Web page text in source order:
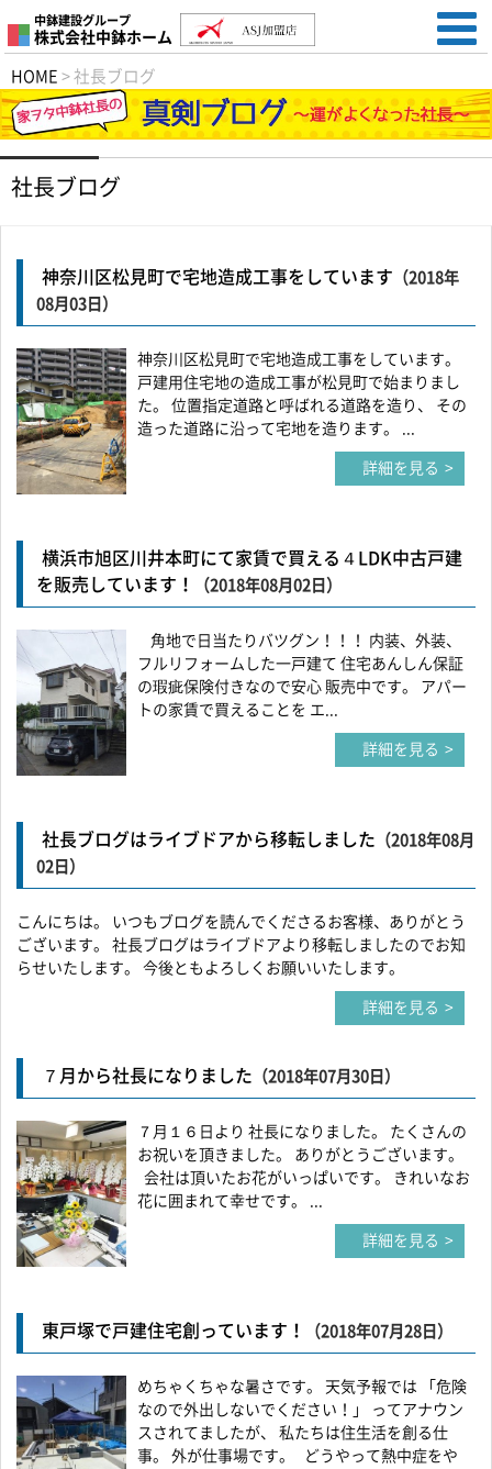
中鉢建設グループ
株式会社中鉢ホーム
HOME > 社長ブログ
社長ブログ
神奈川区松見町で宅地造成工事をしています （2018年
08月03日）
神奈川区松見町で宅地造成工事をしています。
戸建用住宅地の造成工事が松見町で始まりまし
た。 位置指定道路と呼ばれる道路を造り、 その
造った道路に沿って宅地を造ります。 ...
詳細を見る
横浜市旭区川井本町にて家賃で買える４LDK中古戸建
を販売しています！
（2018年08月02日）
角地で日当たりバツグン！！！ 内装、外装、
フルリフォームした一戸建て 住宅あんしん保証
の瑕疵保険付きなので安心 販売中です。 アパー
トの家賃で買えることを エ...
詳細を見る
社長ブログはライブドアから移転しました （2018年08月
02日）
こんにちは。 いつもブログを読んでくださるお客様、ありがとう
ございます。 社長ブログはライブドアより移転しましたのでお知
らせいたします。 今後ともよろしくお願いいたします。
詳細を見る
７月から社長になりました （2018年07月30日）
７月１６日より 社長になりました。 たくさんの
お祝いを頂きました。 ありがとうございます。
会社は頂いたお花がいっぱいです。 きれいなお
花に囲まれて幸せです。 ...
詳細を見る
東戸塚で戸建住宅創っています！ （2018年07月28日）
めちゃくちゃな暑さです。 天気予報では 「危険
なので外出しないでください！」 ってアナウン
スされてましたが、 私たちは住生活を創る仕
事。 外が仕事場です。 どうやって熱中症をや